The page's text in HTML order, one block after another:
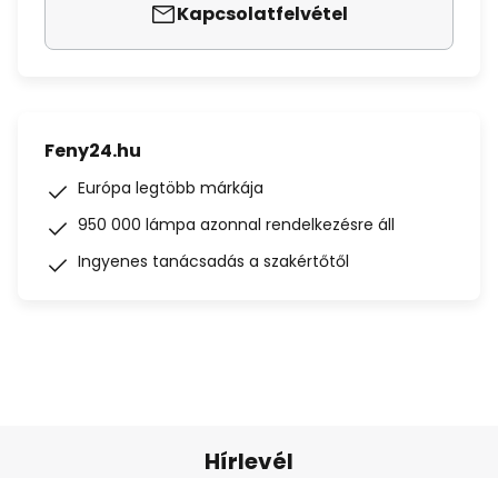
Kapcsolatfelvétel
Feny24.hu
Európa legtöbb márkája
950 000 lámpa azonnal rendelkezésre áll
Ingyenes tanácsadás a szakértőtől
Hírlevél